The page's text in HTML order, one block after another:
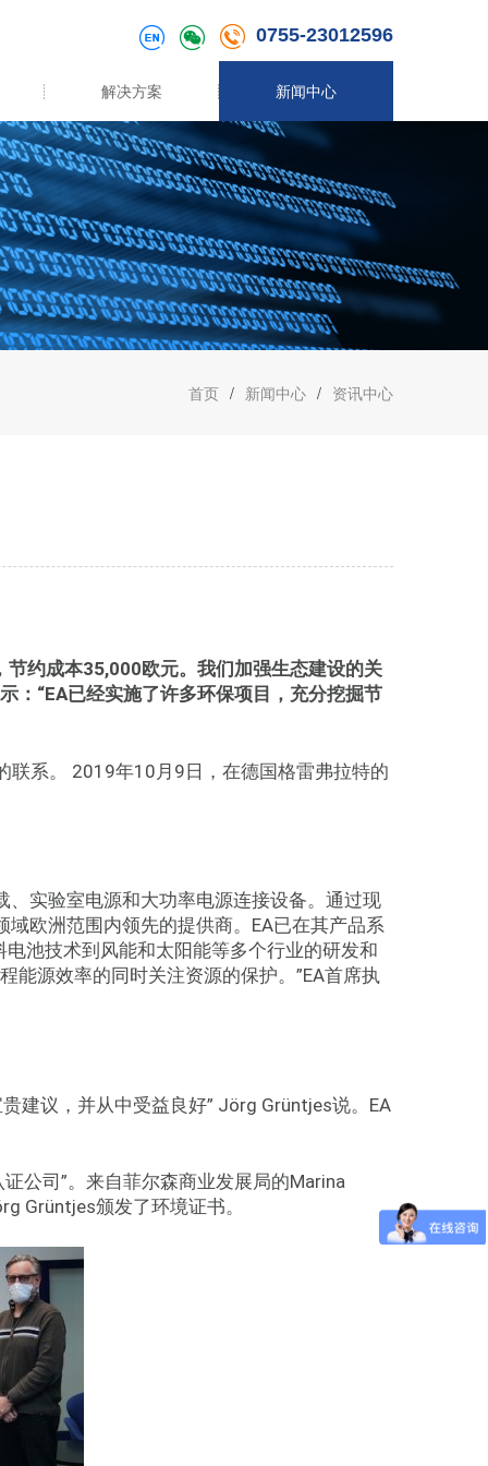
0755-23012596
解决方案 新闻中心
首页 / 新闻中心 / 资讯中心
节约成本35,000 欧元。我们加强生态建设的关
：“EA已经实施了许多环保项目，充分挖掘节
联系。 2019年10月9日，在德国格雷弗拉特的
实验室电源和大功率电源连接设备。通过现
欧洲范围内领先的提供商。EA已在其产品系
池技术到风能和太阳能等多个行业的研发和
能源效率的同时关注资源的保护。”EA首席执
建议，并从中受益良好” Jörg Grüntjes说。EA
公司”。来自菲尔森商业发展局的Marina
Grüntjes颁发了环境证书。